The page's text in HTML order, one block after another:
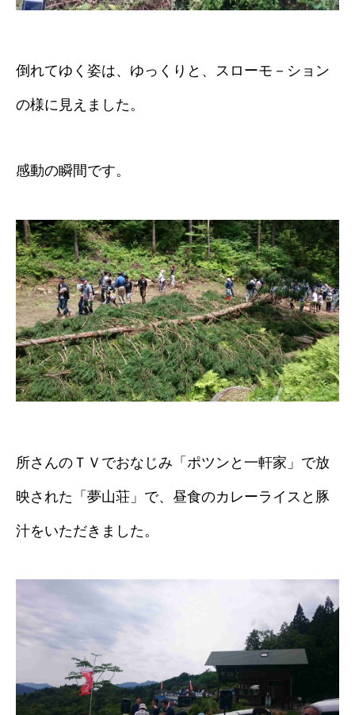
倒れてゆく姿は、ゆっくりと、スローモ－ション
の様に見えました。
感動の瞬間です。
所さんのＴＶでおなじみ「ポツンと一軒家」で放
映された「夢山荘」で、昼食のカレーライスと豚
汁をいただきました。